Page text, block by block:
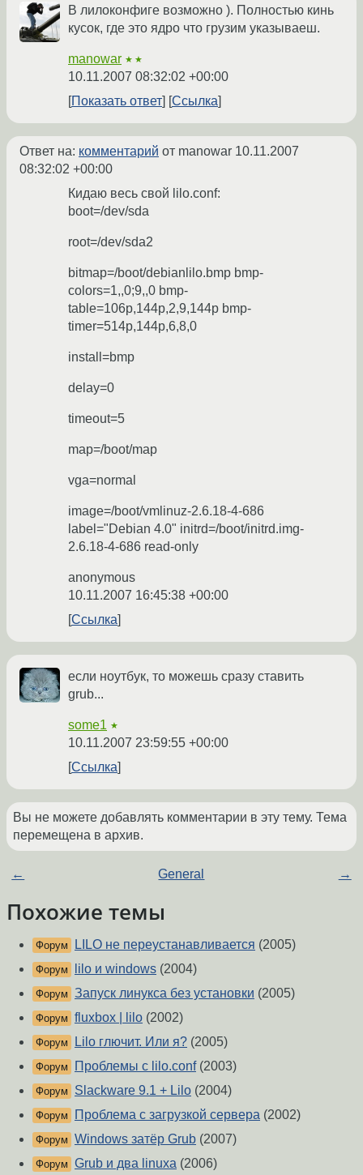
В лилоконфиге возможно ). Полностью кинь
кусок, где это ядро что грузим указываеш.
manowar ★★
10.11.2007 08:32:02 +00:00
Показать ответ
Ссылка
Ответ на: комментарий от manowar 10.11.2007
08:32:02 +00:00
Кидаю весь свой lilo.conf:
boot=/dev/sda
root=/dev/sda2
bitmap=/boot/debianlilo.bmp bmp-
colors=1,,0;9,,0 bmp-
table=106p,144p,2,9,144p bmp-
timer=514p,144p,6,8,0
install=bmp
delay=0
timeout=5
map=/boot/map
vga=normal
image=/boot/vmlinuz-2.6.18-4-686
label="Debian 4.0" initrd=/boot/initrd.img-
2.6.18-4-686 read-only
anonymous
10.11.2007 16:45:38 +00:00
Ссылка
если ноутбук, то можешь сразу ставить
grub...
some1 ★
10.11.2007 23:59:55 +00:00
Ссылка
Вы не можете добавлять комментарии в эту тему. Тема
перемещена в архив.
← General →
Похожие темы
Форум LILO не переустанавливается (2005)
Форум lilo и windows (2004)
Форум Запуск линукса без установки (2005)
Форум fluxbox | lilo (2002)
Форум Lilo глючит. Или я? (2005)
Форум Проблемы с lilo.conf(2003)
Форум Slackware 9.1 + Lilo (2004)
Форум Проблема с загрузкой сервера (2002)
Форум Windows затёр Grub (2007)
Форум Grub и два linuxa (2006)